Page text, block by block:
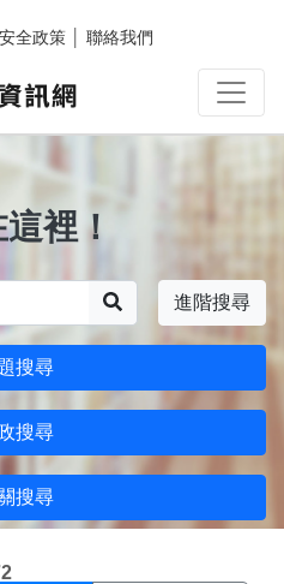
全政策 聯絡我們
裡！
進階搜尋
搜尋
搜尋
搜尋
頁面